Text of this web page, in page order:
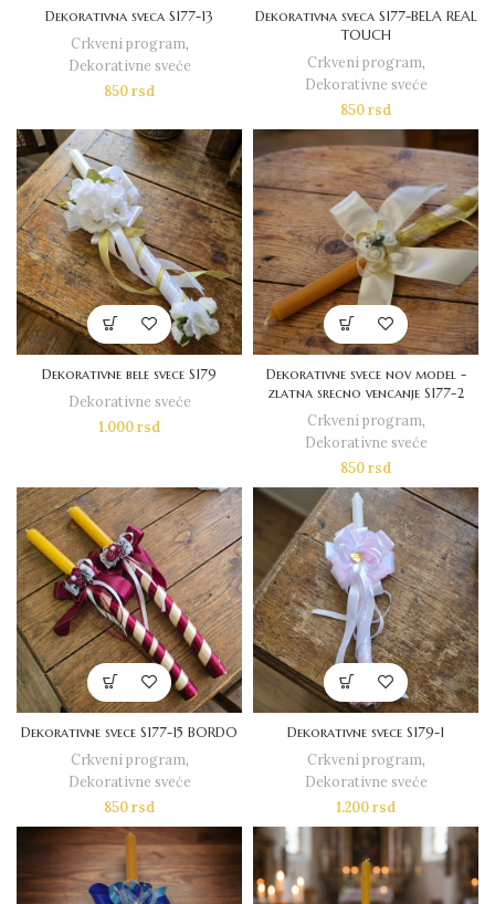
Dekorativna sveca S177-13
Crkveni program,
Dekorativne sveće
850rsd
Dekorativna sveca S177-BELA REAL
TOUCH
Crkveni program,
Dekorativne sveće
850rsd
Dekorativne bele svece S179
Dekorativne sveće
1.000rsd
Dekorativne svece nov model -
zlatna srecno vencanje S177-2
Crkveni program,
Dekorativne sveće
850rsd
Dekorativne svece S177-15 BORDO
Crkveni program,
Dekorativne sveće
850rsd
Dekorativne svece S179-1
Crkveni program,
Dekorativne sveće
1.200rsd